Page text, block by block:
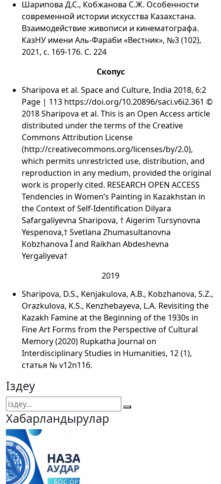
Шарипова Д.С., Кобжанова С.Ж. Особенности
современной истории искусства Казахстана.
Взаимодействие живописи и кинематографа.
КазНУ имени Аль-Фараби «Вестник», №3 (102),
2021, с. 169-176. С. 224
Скопус
Sharipova et al. Space and Culture, India 2018, 6:2
Page | 113 https://doi.org/10.20896/saci.v6i2.361 ©
2018 Sharipova et al. This is an Open Access article
distributed under the terms of the Creative
Commons Attribution License
(http://creativecommons.org/licenses/by/2.0),
which permits unrestricted use, distribution, and
reproduction in any medium, provided the original
work is properly cited. RESEARCH OPEN ACCESS
Tendencies in Women’s Painting in Kazakhstan in
the Context of Self-Identification Dilyara
Safargaliyevna Sharipova, † Aigerim Tursynovna
Yespenova,† Svetlana Zhumasultanovna
Kobzhanova Ῐ and Raikhan Abdeshevna
Yergaliyeva†
2019
Sharipova, D.S., Kenjakulova, A.B., Kobzhanova, S.Z.,
Orazkulova, K.S., Kenzhebayeva, L.A. Revisiting the
Kazakh Famine at the Beginning of the 1930s in
Fine Art Forms from the Perspective of Cultural
Memory (2020) Rupkatha Journal on
Interdisciplinary Studies in Humanities, 12 (1),
статья № v12n116.
Іздеу
Хабарландырулар